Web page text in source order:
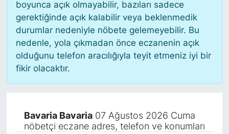
boyunca açık olmayabilir, bazıları sadece
gerektiğinde açık kalabilir veya beklenmedik
durumlar nedeniyle nöbete gelemeyebilir. Bu
nedenle, yola çıkmadan önce eczanenin açık
olduğunu telefon aracılığıyla teyit etmeniz iyi bir
fikir olacaktır.
Bavaria Bavaria07 Ağustos 2026 Cuma
nöbetçi eczane adres, telefon ve konumları